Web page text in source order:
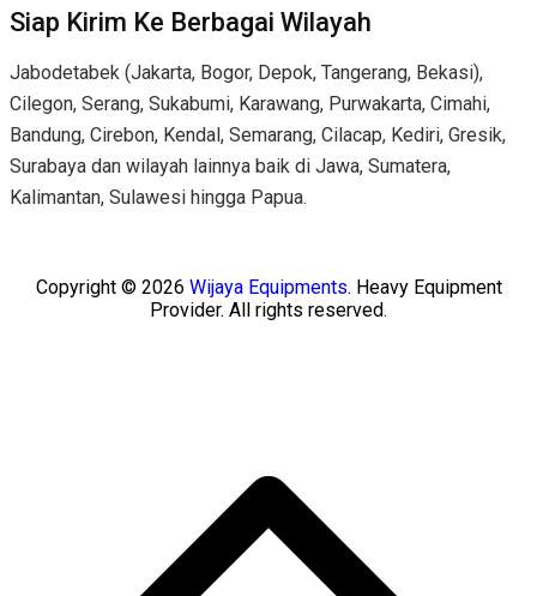
Siap Kirim Ke Berbagai Wilayah
Jabodetabek (Jakarta, Bogor, Depok, Tangerang, Bekasi),
Cilegon, Serang, Sukabumi, Karawang, Purwakarta, Cimahi,
Bandung, Cirebon, Kendal, Semarang, Cilacap, Kediri, Gresik,
Surabaya dan wilayah lainnya baik di Jawa, Sumatera,
Kalimantan, Sulawesi hingga Papua.
Copyright © 2026 Wijaya Equipments. Heavy Equipment
Provider. All rights reserved.